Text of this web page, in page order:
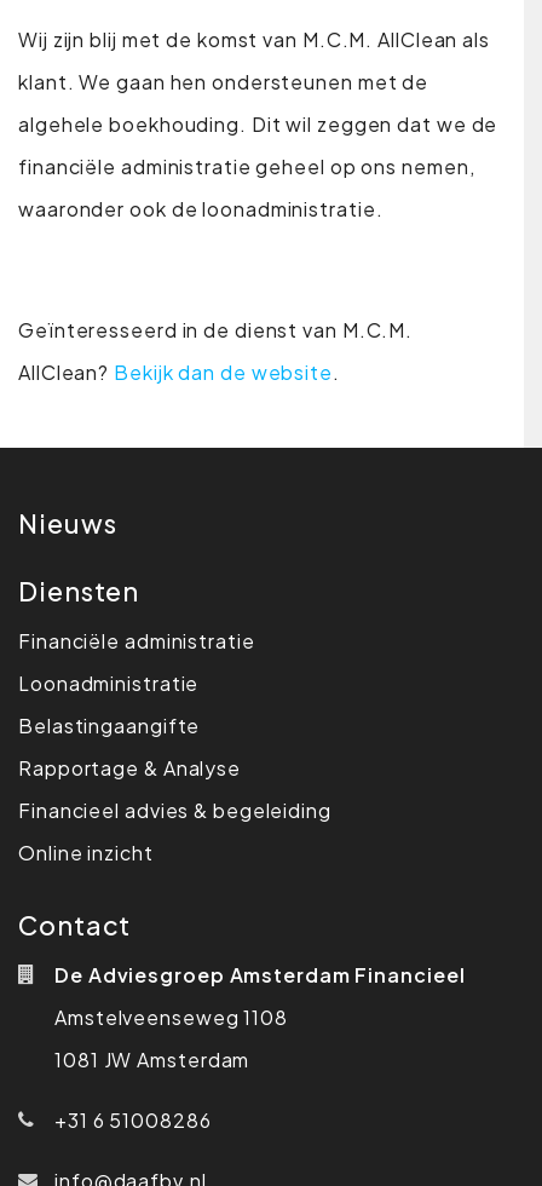
Wij zijn blij met de komst van M.C.M. AllClean als
klant. We gaan hen ondersteunen met de
algehele boekhouding. Dit wil zeggen dat we de
financiële administratie geheel op ons nemen,
waaronder ook de loonadministratie.
Geïnteresseerd in de dienst van M.C.M.
AllClean? Bekijk dan de website.
Nieuws
Diensten
Financiële administratie
Loonadministratie
Belasting­aangifte
Rapportage & Analyse
Financieel advies & begeleiding
Online inzicht
Contact
De Adviesgroep Amsterdam Financieel
Amstelveenseweg 1108
1081 JW Amsterdam
+31 6 51008286
info@daafbv.nl